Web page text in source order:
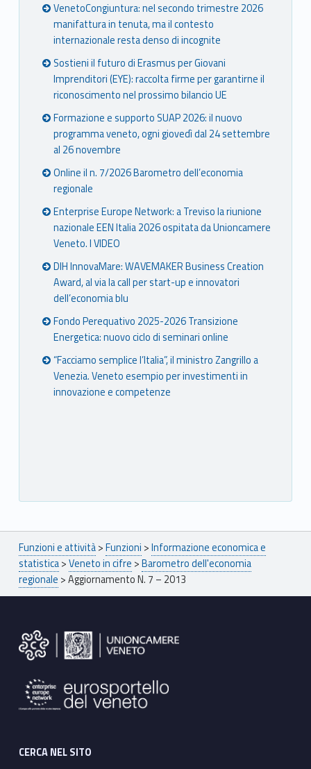
VenetoCongiuntura: nel secondo trimestre 2026
manifattura in tenuta, ma il contesto
internazionale resta denso di incognite
Sostieni il futuro di Erasmus per Giovani
Imprenditori (EYE): raccolta firme per garantirne il
riconoscimento nel prossimo bilancio UE
Formazione e supporto SUAP 2026: il nuovo
programma veneto, ogni giovedì dal 24 settembre
al 26 novembre
Online il n. 7/2026 Barometro dell’economia
regionale
Enterprise Europe Network: a Treviso la riunione
nazionale EEN Italia 2026 ospitata da Unioncamere
Veneto. I VIDEO
DIH InnovaMare: WAVEMAKER Business Creation
Award, al via la call per start-up e innovatori
dell’economia blu
Fondo Perequativo 2025-2026 Transizione
Energetica: nuovo ciclo di seminari online
“Facciamo semplice l’Italia”, il ministro Zangrillo a
Venezia. Veneto esempio per investimenti in
innovazione e competenze
Breadcrumbs navigation
Funzioni e attività>Funzioni >Informazione economica e
statistica>Veneto in cifre >Barometro dell'economia
regionale >Aggiornamento N. 7 – 2013
CERCA NEL SITO